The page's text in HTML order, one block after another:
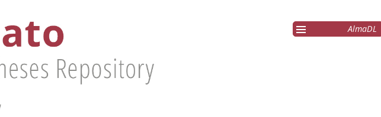
AlmaDL